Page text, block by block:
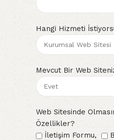
Hangi Hizmeti
Mevcut Bir Web
Web Sitesinde
Özellikler?
İletişim Formu,